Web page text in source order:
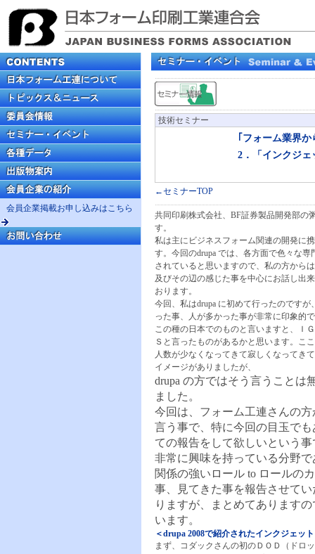
会員企業掲載お申し込みはこちら
技術セミナー
｢フォーム業界か
2．「インクジェ
←セミナーTOP
共同印刷株式会社、BF証券製品開発部の
す。
私は主にビジネスフォーム関連の開発に
す。今回のdrupa では、各方面で色々な専
されていると思いますので、私の方から
及びその辺の感じた事を中心にお話し出
おります。
今回、私はdrupa に初めて行ったのですが
った事、人が多かった事が非常に印象
この種の日本でのものと言いますと、Ｉ
Ｓと言ったものがあるかと思います。こ
人数が少なくなってきて寂しくなってき
イメージがありましたが、
drupa の方ではそう言うことは
ました。
今回は、フォーム工連さんの
言う事で、特に今回の目玉で
ての報告をして欲しいという
非常に興味を持っている分野
関係の強いロール to ロールの
事、見てきた事を報告させて
りますが、まとめてあります
います。
＜drupa 2008で紹介されたインクジェ
まず、コダックさんの初のＤＯＤ（ドロ